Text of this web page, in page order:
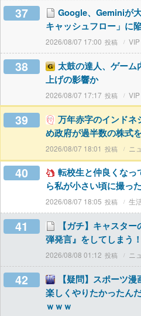
37
Google、Geminiが
キャッシュフロー」に
2026/08/07 17:00 VIP
38
太鼓の達人、ゲー
上げの影響か
2026/08/07 17:17 VIP
39
万年赤字のインドネ
め政府が過半数の株式
2026/08/07 18:01 ニ
40
転校生と仲良くなっ
ら私が小さい頃に撮っ
2026/08/07 18:05 生
41
【ガチ】キャスタ
弾発言』をしてしまう
2026/08/08 01:12 ニ
42
【疑問】スポーツ
楽しくやりたかったん
ｗｗｗ